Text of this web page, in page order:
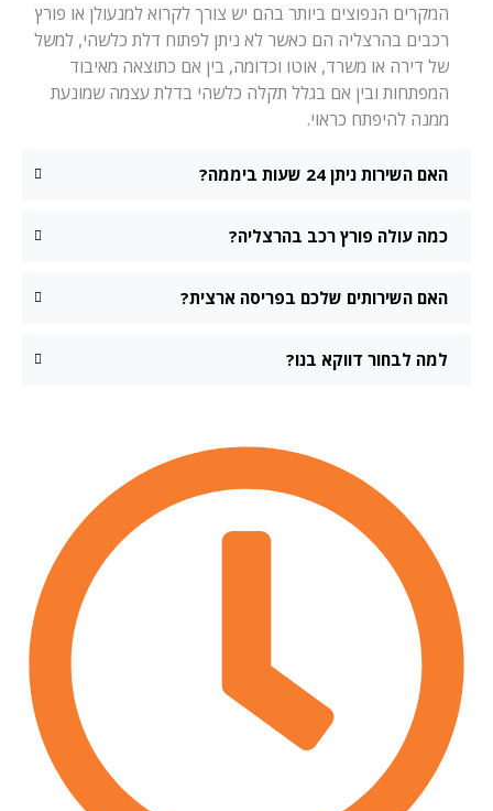
המקרים הנפוצים ביותר בהם יש צורך לקרוא למנעולן או פורץ
רכבים בהרצליה הם כאשר לא ניתן לפתוח דלת כלשהי, למשל
של דירה או משרד, אוטו וכדומה, בין אם כתוצאה מאיבוד
המפתחות ובין אם בגלל תקלה כלשהי בדלת עצמה שמונעת
ממנה להיפתח כראוי.
האם השירות ניתן 24 שעות ביממה?
כמה עולה פורץ רכב בהרצליה?
האם השירותים שלכם בפריסה ארצית?
למה לבחור דווקא בנו?